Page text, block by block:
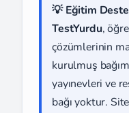
💡 Eğitim
TestYurdu,
çözümlerinin
kurulmuş
yayınevleri ve
bağı yoktur.